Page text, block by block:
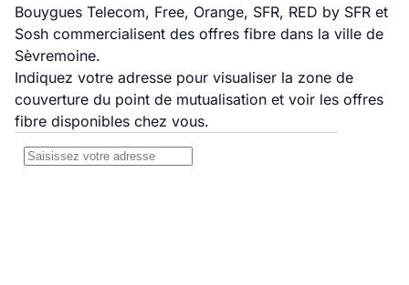
Bouygues Telecom, Free, Orange, SFR, RED by SFR et
Sosh commercialisent des offres fibre dans la ville de
Sèvremoine.
Indiquez votre adresse pour visualiser la zone de
couverture du point de mutualisation et voir les offres
fibre disponibles chez vous.